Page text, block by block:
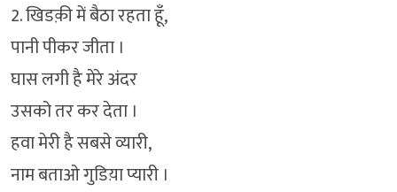
2. खिडक़ी में बैठा रहता हूँ,
पानी पीकर जीता ।
घास लगी है मेरे अंदर
उसको तर कर देता ।
हवा मेरी है सबसे व्यारी,
नाम बताओ गुडिय़ा प्यारी ।